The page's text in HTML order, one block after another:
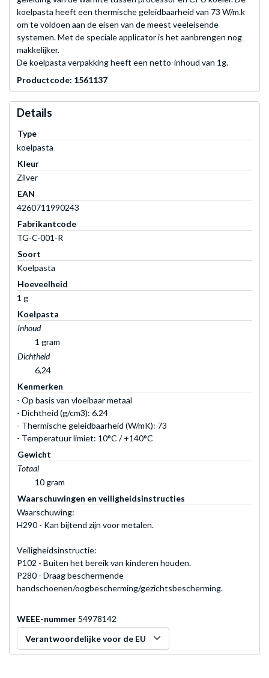
koelpasta heeft een thermische geleidbaarheid van 73 W/m.k
om te voldoen aan de eisen van de meest veeleisende
systemen. Met de speciale applicator is het aanbrengen nog
makkelijker.
De koelpasta verpakking heeft een netto-inhoud van 1g.
Productcode: 1561137
Details
Type
koelpasta
Kleur
Zilver
EAN
4260711990243
Fabrikantcode
TG-C-001-R
Soort
Koelpasta
Hoeveelheid
1 g
Koelpasta
Inhoud
1 gram
Dichtheid
6,24
Kenmerken
- Op basis van vloeibaar metaal
- Dichtheid (g/cm3): 6.24
- Thermische geleidbaarheid (W/mK): 73
- Temperatuur limiet: 10°C / +140°C
Gewicht
Totaal
10 gram
Waarschuwingen en veiligheidsinstructies
Waarschuwing:
H290 - Kan bijtend zijn voor metalen.
Veiligheidsinstructie:
P102 - Buiten het bereik van kinderen houden.
P280 - Draag beschermende
handschoenen/oogbescherming/gezichtsbescherming.
WEEE-nummer 54978142
Verantwoordelijke voor de EU